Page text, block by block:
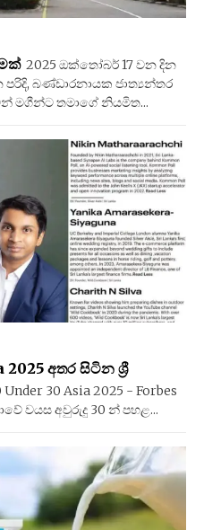
2025 ඔක්තෝබර් 17 වන දින
පරිදි, බණ්ඩාරනායක ජාත්‍යන්තර
මගීන්ට තමාගේ නියමිත...
2025 අතර සිටින ශ්‍රී
Under 30 Asia 2025 - Forbes
වයස අවුරුදු 30 න් පහළ...